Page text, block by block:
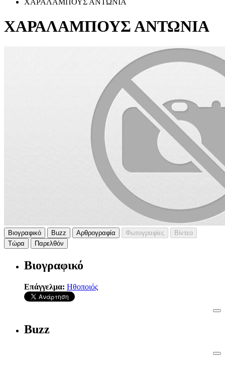
ΧΑΡΑΛΑΜΠΟΥΣ ΑΝΤΩΝΙΑ
Βιογραφικό Buzz Αρθρογραφία Φωτογραφίες
Βίντεο
Τώρα
Παρελθόν
Βιογραφικό
Επάγγελμα: Ηθοποιός
Buzz